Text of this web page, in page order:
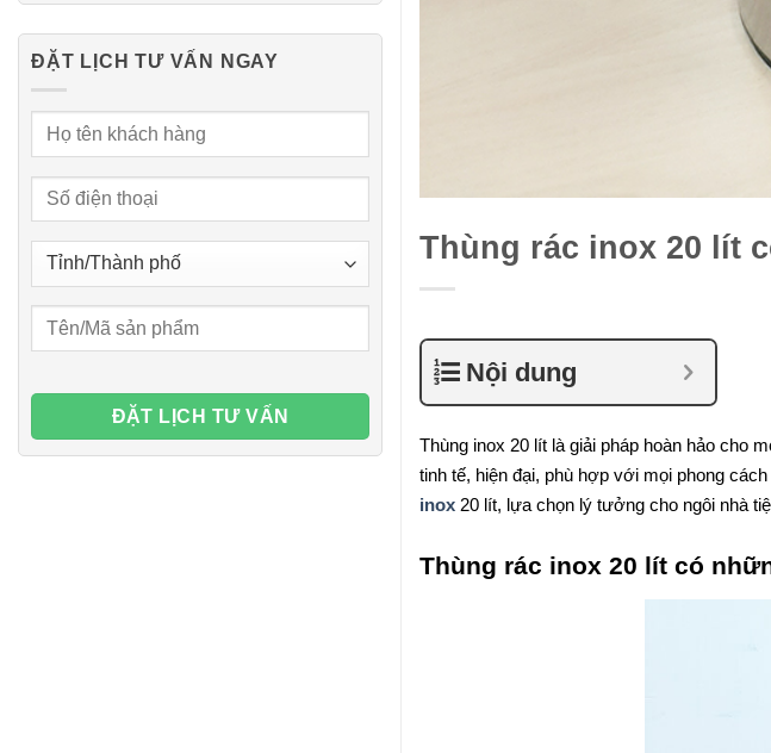
ĐẶT LỊCH TƯ VẤN NGAY
Thùng rác inox 20 lít
Nội dung
Thùng inox 20 lít là giải pháp hoàn hảo cho
tinh tế, hiện đại, phù hợp với mọi phong
inox 20 lít, lựa chọn lý tưởng cho ngôi nhà
Thùng rác inox 20 lít có